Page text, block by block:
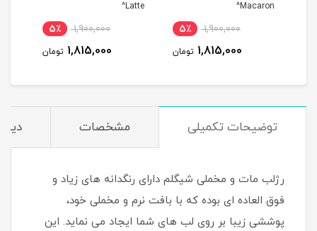
Macaron^
1,900,000 5٪
1,815,000 تومان
Latte^
1,900,000 5٪
1,815,000 تومان
توضیحات تکمیلی مشخصات
رژلب مات و مخملی شیگلم دارای رنگدانه های زیاد و
فوق العاده ای بوده که با بافت نرم و مخملی خود،
پوششی زیبا بر روی لب های شما ایجاد می نماید. این